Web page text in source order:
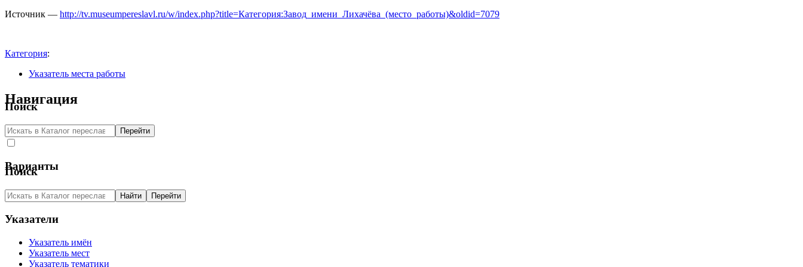
Источник — http://tv.museumpereslavl.ru/w/index.php?title=Категория:Завод_имени_Лихачёва_(место_работы)&oldid=7079
Категория:
Указатель места работы
Навигация
Поиск
Варианты
Поиск
Указатели
Указатель имён
Указатель мест
Указатель тематики